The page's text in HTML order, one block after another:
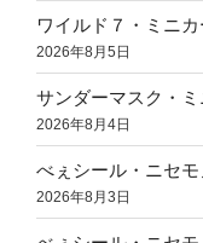
ワイルド７・ミニ
2026年8月5日
サンダーマスク・
2026年8月4日
べぇシール・ニセモ
2026年8月3日